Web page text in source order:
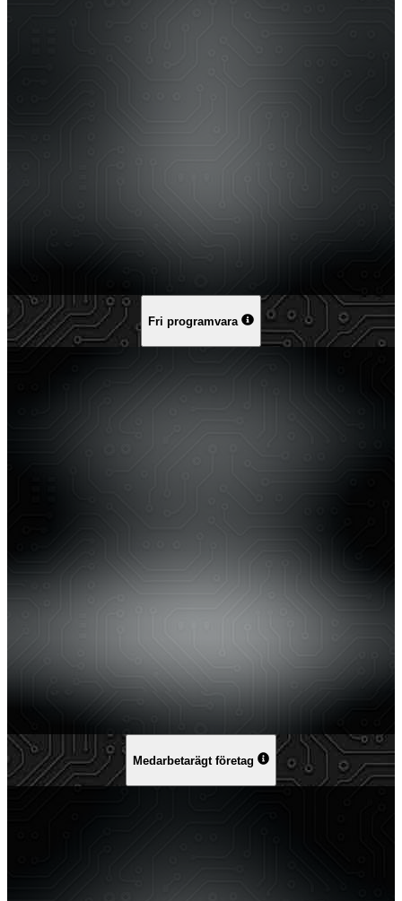
Fri programvara
Medarbetarägt företag